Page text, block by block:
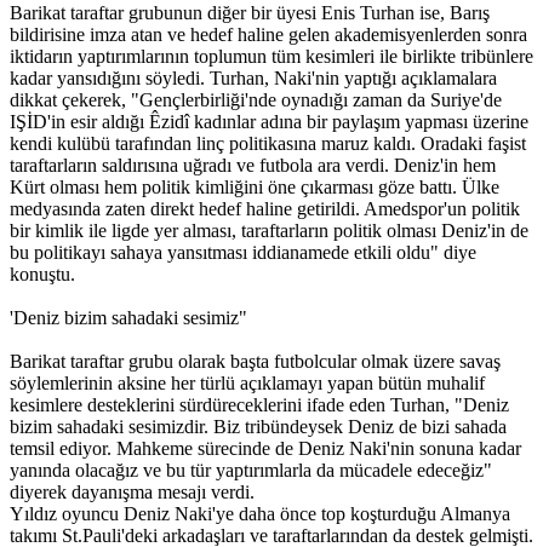
Barikat taraftar grubunun diğer bir üyesi Enis Turhan ise, Barış
bildirisine imza atan ve hedef haline gelen akademisyenlerden sonra
iktidarın yaptırımlarının toplumun tüm kesimleri ile birlikte tribünlere
kadar yansıdığını söyledi. Turhan, Naki'nin yaptığı açıklamalara
dikkat çekerek, "Gençlerbirliği'nde oynadığı zaman da Suriye'de
IŞİD'in esir aldığı Êzidî kadınlar adına bir paylaşım yapması üzerine
kendi kulübü tarafından linç politikasına maruz kaldı. Oradaki faşist
taraftarların saldırısına uğradı ve futbola ara verdi. Deniz'in hem
Kürt olması hem politik kimliğini öne çıkarması göze battı. Ülke
medyasında zaten direkt hedef haline getirildi. Amedspor'un politik
bir kimlik ile ligde yer alması, taraftarların politik olması Deniz'in de
bu politikayı sahaya yansıtması iddianamede etkili oldu" diye
konuştu.
'Deniz bizim sahadaki sesimiz"
Barikat taraftar grubu olarak başta futbolcular olmak üzere savaş
söylemlerinin aksine her türlü açıklamayı yapan bütün muhalif
kesimlere desteklerini sürdüreceklerini ifade eden Turhan, "Deniz
bizim sahadaki sesimizdir. Biz tribündeysek Deniz de bizi sahada
temsil ediyor. Mahkeme sürecinde de Deniz Naki'nin sonuna kadar
yanında olacağız ve bu tür yaptırımlarla da mücadele edeceğiz"
diyerek dayanışma mesajı verdi.
Yıldız oyuncu Deniz Naki'ye daha önce top koşturduğu Almanya
takımı St.Pauli'deki arkadaşları ve taraftarlarından da destek gelmişti.